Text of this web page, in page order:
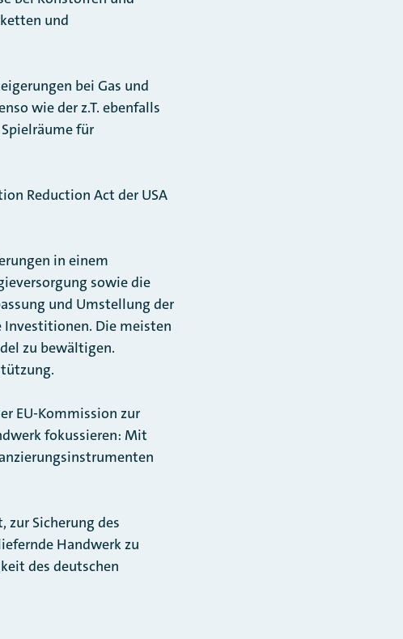
und
bei Gas und
wie der z.T. ebenfalls
für
Reduction Act der USA
in einem
sowie die
und Umstellung der
Die meisten
zu bewältigen.
EU-Kommission zur
fokussieren: Mit
zur Sicherung des
Handwerk zu
des deutschen